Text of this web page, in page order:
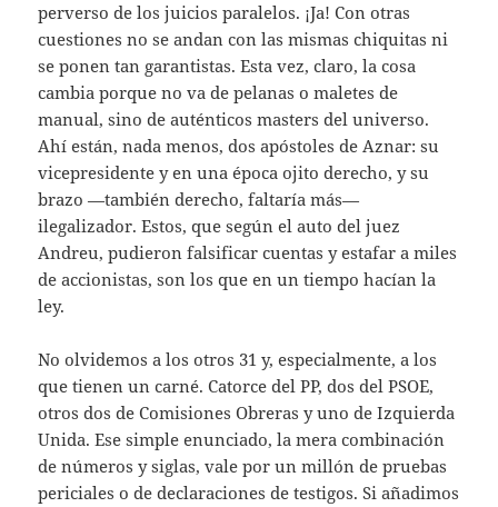
perverso de los juicios paralelos. ¡Ja! Con otras
cuestiones no se andan con las mismas chiquitas ni
se ponen tan garantistas. Esta vez, claro, la cosa
cambia porque no va de pelanas o maletes de
manual, sino de auténticos masters del universo.
Ahí están, nada menos, dos apóstoles de Aznar: su
vicepresidente y en una época ojito derecho, y su
brazo —también derecho, faltaría más—
ilegalizador. Estos, que según el auto del juez
Andreu, pudieron falsificar cuentas y estafar a miles
de accionistas, son los que en un tiempo hacían la
ley.
No olvidemos a los otros 31 y, especialmente, a los
que tienen un carné. Catorce del PP, dos del PSOE,
otros dos de Comisiones Obreras y uno de Izquierda
Unida. Ese simple enunciado, la mera combinación
de números y siglas, vale por un millón de pruebas
periciales o de declaraciones de testigos. Si añadimos